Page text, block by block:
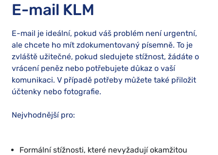
E-mail KLM
E-mail je ideální, pokud váš problém není urgentní,
ale chcete ho mít zdokumentovaný písemně. To je
zvláště užitečné, pokud sledujete stížnost, žádáte o
vrácení peněz nebo potřebujete důkaz o vaší
komunikaci. V případě potřeby můžete také přiložit
účtenky nebo fotografie.
Nejvhodnější pro:
Formální stížnosti, které nevyžadují okamžitou